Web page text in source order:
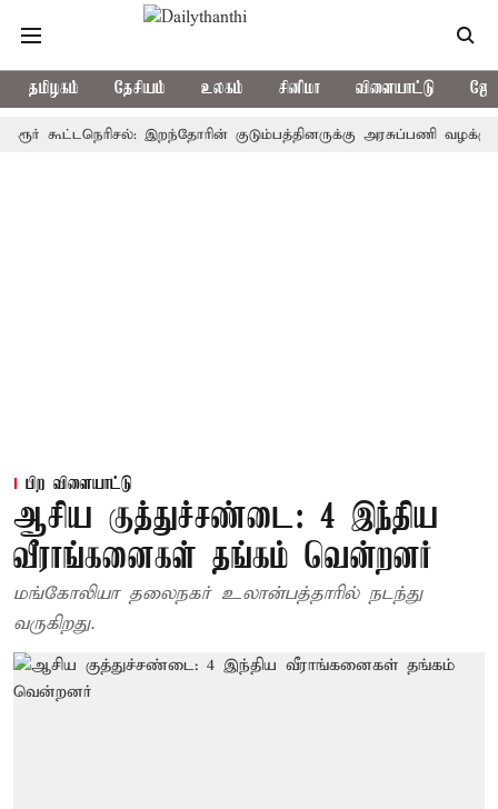
தமிழகம் தேசியம் உலகம் சினிமா விளையாட்டு
இறந்தோரின் குடும்பத்தினருக்கு அரசுப்பணி வழக்கு;
பிற விளையாட்டு
ஆசிய குத்துச்சண்டை: 4 இந்திய
வீராங்கனைகள் தங்கம் வென்றனர்
மங்கோலியா தலைநகர் உலான்பத்தாரில் நடந்து
வருகிறது.